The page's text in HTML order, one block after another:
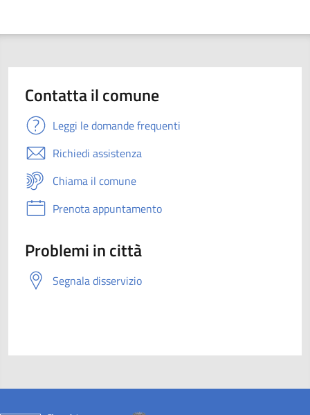
Contatta il comune
Leggi le domande frequenti
Richiedi assistenza
Chiama il comune
Prenota appuntamento
Problemi in città
Segnala disservizio